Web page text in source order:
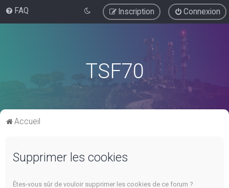
FAQ Connexion
Inscription
TSF70
Accueil
Supprimer les cookies
Êtes-vous sûr de vouloir supprimer les cookies de ce forum ?